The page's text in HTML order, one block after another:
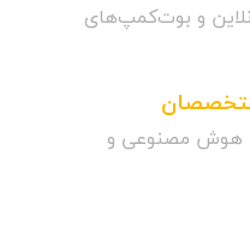
و بوت‌کمپ‌های
هوش مصنوعی و